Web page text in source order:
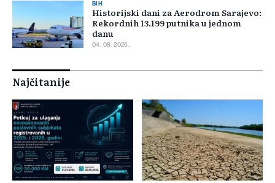
BIH
Historijski dani za Aerodrom Sarajevo:
Rekordnih 13.199 putnika u jednom
danu
04. 08. 2026.
Najčitanije